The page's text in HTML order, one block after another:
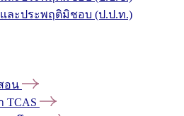
และประพฤติมิชอบ (ป.ป.ท.)
อน
TCAS